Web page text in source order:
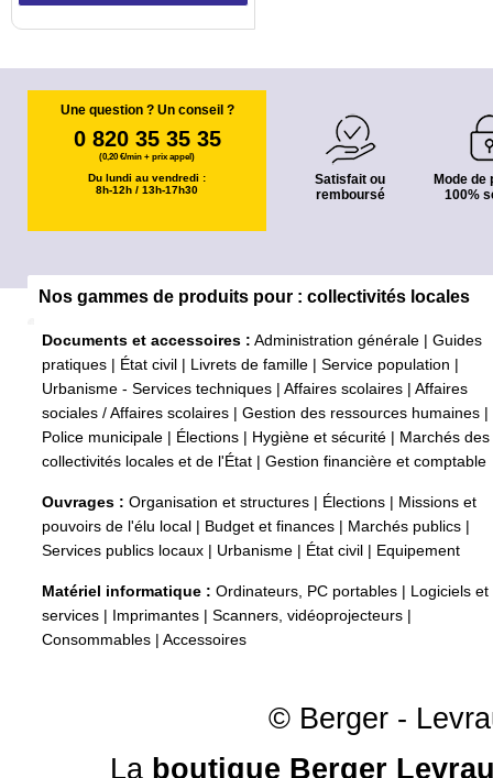
Une question ? Un conseil ?
0 820 35 35 35
(0,20 €/min + prix appel)
Du lundi au vendredi :
8h-12h / 13h-17h30
Satisfait ou
remboursé
Mode de
100%
Nos gammes de produits pour : collectivités locales
Documents et accessoires : Administration générale
Guides
pratiques
État civil Livrets de famille Service population
Urbanisme - Services techniques
Affaires scolaires
Affaires
sociales / Affaires scolaires
Gestion des ressources humaines
Police municipale
Élections Hygiène et sécurité
Marchés des
collectivités locales et de l'État
Gestion financière et comptable
Ouvrages : Organisation et structures Élections
Missions et
pouvoirs de l'élu local
Budget et finances Marchés publics
Services publics locaux
Urbanisme État civil Equipement
Matériel informatique : Ordinateurs, PC portables
Logiciels et
services
Imprimantes Scanners, vidéoprojecteurs
Consommables
Accessoires
© Berger -
La boutique Berger